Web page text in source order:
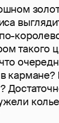
такого